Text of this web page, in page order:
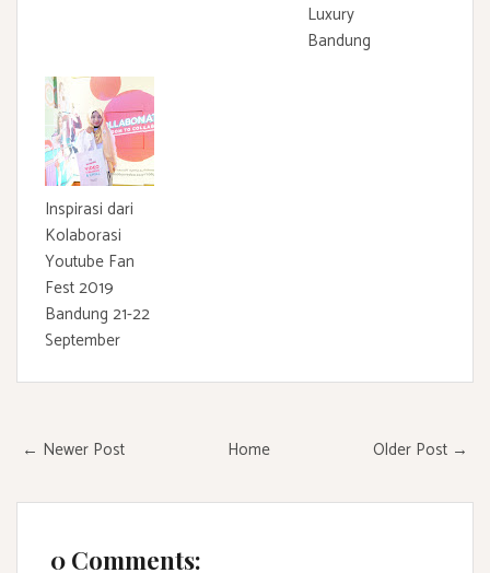
Luxury
Bandung
Inspirasi dari
Kolaborasi
Youtube Fan
Fest 2019
Bandung 21-22
September
← Newer Post Older Post →
Home
0 Comments: